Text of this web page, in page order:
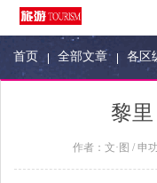
首页 全部文章 各区
黎
作者： 文·图 / 申